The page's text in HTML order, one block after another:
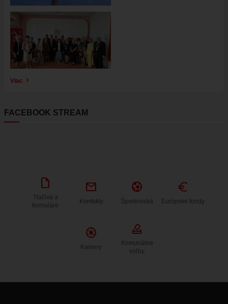
Obrázok
Viac
FACEBOOK STREAM
draft
Tlačivá a
formuláre
mail
Kontakty
sports_and_outdoors
Športoviská
Euro
Európske fondy
Camera
Kamery
how_to_vote
Komunálne
voľby